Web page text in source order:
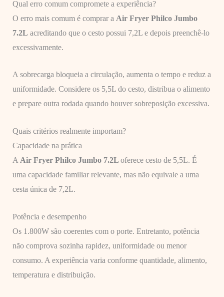
Qual erro comum compromete a experiência?
O erro mais comum é comprar a Air Fryer Philco Jumbo
7.2L acreditando que o cesto possui 7,2L e depois preenchê-lo
excessivamente.
A sobrecarga bloqueia a circulação, aumenta o tempo e reduz a
uniformidade. Considere os 5,5L do cesto, distribua o alimento
e prepare outra rodada quando houver sobreposição excessiva.
Quais critérios realmente importam?
Capacidade na prática
A Air Fryer Philco Jumbo 7.2L oferece cesto de 5,5L. É
uma capacidade familiar relevante, mas não equivale a uma
cesta única de 7,2L.
Potência e desempenho
Os 1.800W são coerentes com o porte. Entretanto, potência
não comprova sozinha rapidez, uniformidade ou menor
consumo. A experiência varia conforme quantidade, alimento,
temperatura e distribuição.